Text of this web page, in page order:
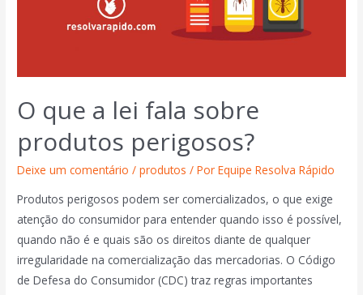
O que a lei fala sobre
produtos perigosos?
Deixe um comentário /produtos / PorEquipe Resolva Rápido
Produtos perigosos podem ser comercializados, o que exige
atenção do consumidor para entender quando isso é possível,
quando não é e quais são os direitos diante de qualquer
irregularidade na comercialização das mercadorias. O Código
de Defesa do Consumidor (CDC) traz regras importantes